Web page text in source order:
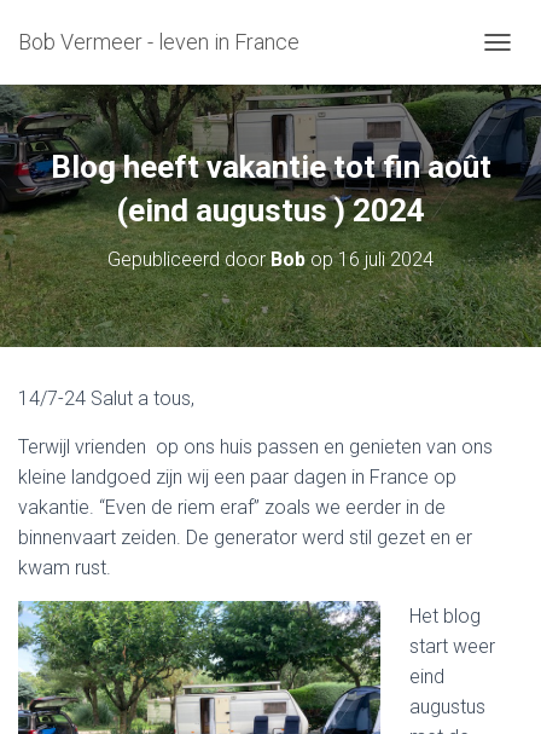
Bob Vermeer - leven in France
O
G
E
N
V
I
G
A
T
Blog heeft vakantie tot fin août
(eind augustus ) 2024
Gepubliceerd doorBobop16 juli 2024
14/7-24 Salut a tous,
Terwijl vrienden op ons huis passen en genieten van ons
kleine landgoed zijn wij een paar dagen in France op
vakantie. “Even de riem eraf” zoals we eerder in de
binnenvaart zeiden. De generator werd stil gezet en er
kwam rust.
Het blog
start weer
eind
augustus